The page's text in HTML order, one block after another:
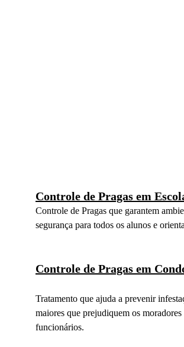
Controle de Pragas em
Controle de Pragas que garantem
segurança para todos os alunos e
Controle de Pragas em
Tratamento que ajuda a prevenir
maiores que prejudiquem os moradores
funcionários.